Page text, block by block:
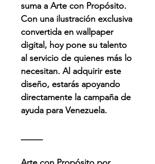
suma a Arte con Propósito.
Con una ilustración exclusiva
convertida en wallpaper
digital, hoy pone su talento
al servicio de quienes más lo
necesitan. Al adquirir este
diseño, estarás apoyando
directamente la campaña de
ayuda para Venezuela.